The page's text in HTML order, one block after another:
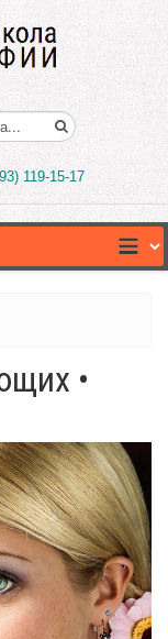
119-15-17
•